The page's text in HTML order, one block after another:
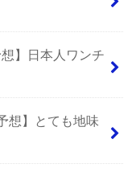
】日本人ワンチ
想】とても地味